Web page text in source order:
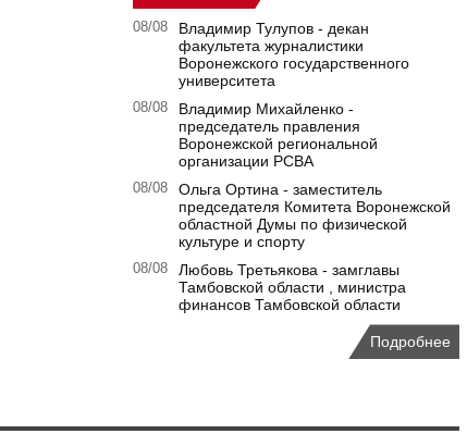
08/08
Владимир Тулупов - декан
факультета журналистики
Воронежского государственного
университета
08/08
Владимир Михайленко -
председатель правления
Воронежской региональной
организации РСВА
08/08
Ольга Ортина - заместитель
председателя Комитета Воронежской
областной Думы по физической
культуре и спорту
08/08
Любовь Третьякова - замглавы
Тамбовской области , министра
финансов Тамбовской области
Подробнее